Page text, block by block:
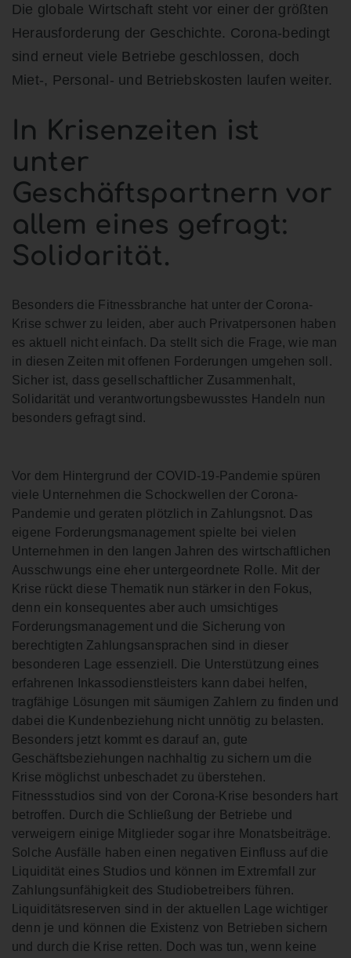
Die globale Wirtschaft steht vor einer der größten
Herausforderung der Geschichte. Corona-bedingt
sind erneut viele Betriebe geschlossen, doch
Miet-, Personal- und Betriebskosten laufen weiter.
In Krisenzeiten ist
unter
Geschäftspartnern vor
allem eines gefragt:
Solidarität.
Besonders die Fitnessbranche hat unter der Corona-
Krise schwer zu leiden, aber auch Privatpersonen haben
es aktuell nicht einfach. Da stellt sich die Frage, wie man
in diesen Zeiten mit offenen Forderungen umgehen soll.
Sicher ist, dass gesellschaftlicher Zusammenhalt,
Solidarität und verantwortungsbewusstes Handeln nun
besonders gefragt sind.
Vor dem Hintergrund der COVID-19-Pandemie spüren
viele Unternehmen die Schockwellen der Corona-
Pandemie und geraten plötzlich in Zahlungsnot. Das
eigene Forderungsmanagement spielte bei vielen
Unternehmen in den langen Jahren des wirtschaftlichen
Ausschwungs eine eher untergeordnete Rolle. Mit der
Krise rückt diese Thematik nun stärker in den Fokus,
denn ein konsequentes aber auch umsichtiges
Forderungsmanagement und die Sicherung von
berechtigten Zahlungsansprachen sind in dieser
besonderen Lage essenziell. Die Unterstützung eines
erfahrenen Inkassodienstleisters kann dabei helfen,
tragfähige Lösungen mit säumigen Zahlern zu finden und
dabei die Kundenbeziehung nicht unnötig zu belasten.
Besonders jetzt kommt es darauf an, gute
Geschäftsbeziehungen nachhaltig zu sichern um die
Krise möglichst unbeschadet zu überstehen.
Fitnessstudios sind von der Corona-Krise besonders hart
betroffen. Durch die Schließung der Betriebe und
verweigern einige Mitglieder sogar ihre Monatsbeiträge.
Solche Ausfälle haben einen negativen Einfluss auf die
Liquidität eines Studios und können im Extremfall zur
Zahlungsunfähigkeit des Studiobetreibers führen.
Liquiditätsreserven sind in der aktuellen Lage wichtiger
denn je und können die Existenz von Betrieben sichern
und durch die Krise retten. Doch was tun, wenn keine